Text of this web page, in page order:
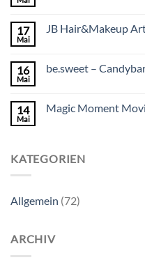
17
Mai
JB Hair&Makeup
16
Mai
be.sweet –
14
Mai
Magic Moment
KATEGORIEN
Allgemein (72)
ARCHIV